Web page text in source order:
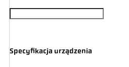
Specyfikacja urządzenia